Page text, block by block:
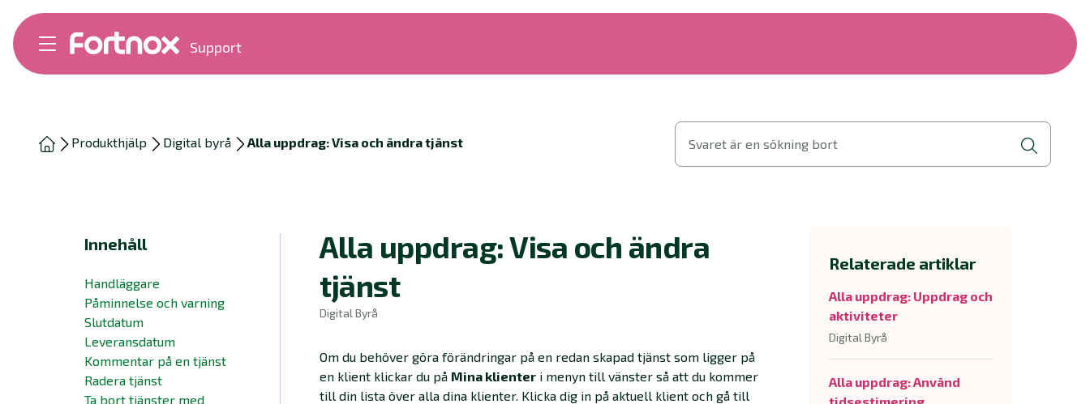
Support
Bokföring
Byt till Fortnox
Support Play
Ordlista
Produkthjälp Digital byrå Alla uppdrag: Visa och ändra tjänst Svaret är en sökning bort
Innehåll
Handläggare
Påminnelse och varning
Slutdatum
Leveransdatum
Kommentar på en tjänst
Radera tjänst
Ta bort tjänster med
Alla uppdrag: Visa och ändra
tjänst
Digital Byrå
Om du behöver göra förändringar på en redan skapad tjänst som ligger på
en klient klickar du på Mina klienter i menyn till vänster så att du kommer
till din lista över alla dina klienter. Klicka dig in på aktuell klient och gå till
Relaterade artiklar
Alla uppdrag: Uppdrag och
aktiviteter
Digital Byrå
Alla uppdrag: Använd